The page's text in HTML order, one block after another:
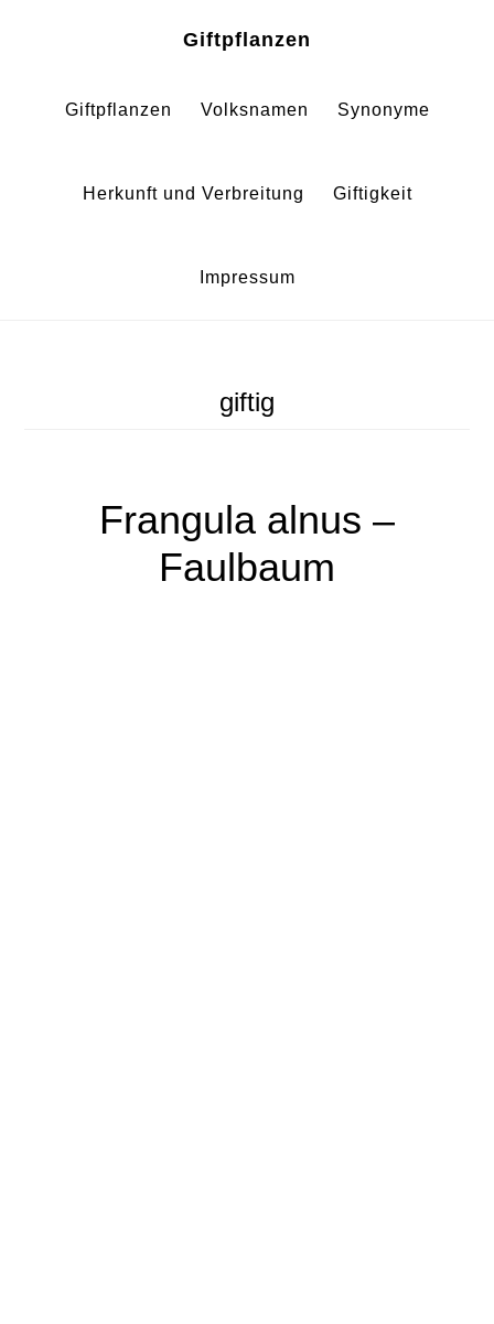
springen
springen
Giftpflanzen
Giftpflanzen Volksnamen Synonyme
Herkunft und Verbreitung Giftigkeit
Impressum
giftig
Frangula alnus –
Faulbaum